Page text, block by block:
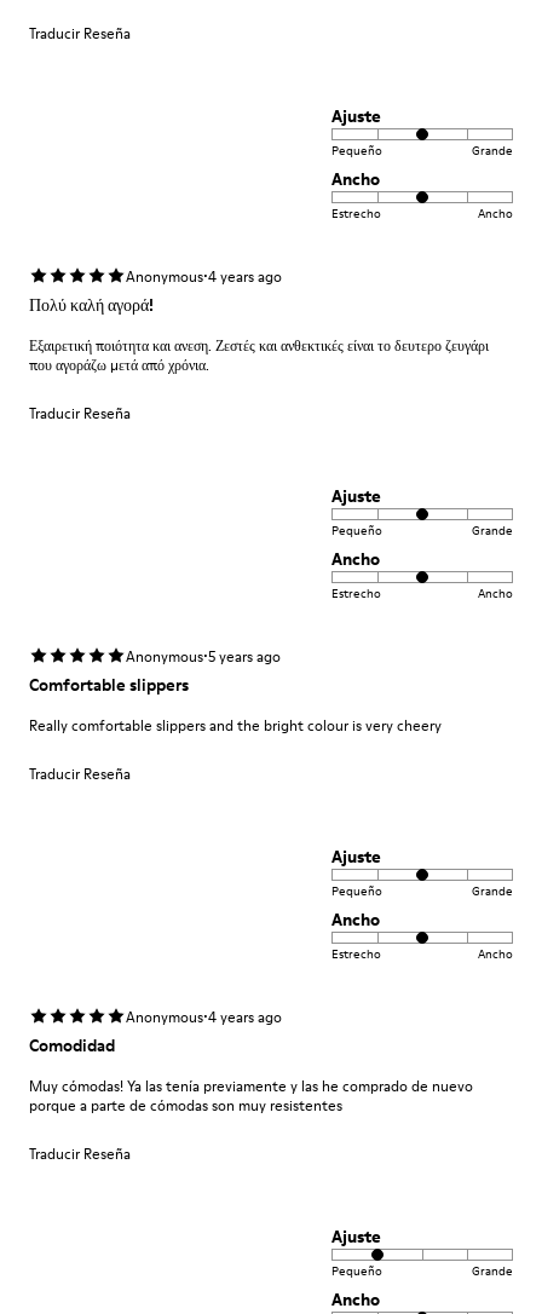
Traducir Reseña
Ajuste
Pequeño Grande
Ancho
Estrecho Ancho
Anonymous·4 years ago
Πολύ καλή αγορά!
Εξαιρετική ποιότητα και ανεση. Ζεστές και ανθεκτικές είναι το δευτερο ζευγάρι
που αγοράζω μετά από χρόνια.
Traducir Reseña
Ajuste
Pequeño Grande
Ancho
Estrecho Ancho
Anonymous·5 years ago
Comfortable slippers
Really comfortable slippers and the bright colour is very cheery
Traducir Reseña
Ajuste
Pequeño Grande
Ancho
Estrecho Ancho
Anonymous·4 years ago
Comodidad
Muy cómodas! Ya las tenía previamente y las he comprado de nuevo
porque a parte de cómodas son muy resistentes
Traducir Reseña
Ajuste
Pequeño Grande
Ancho